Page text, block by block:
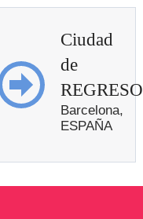
Ciudad
de
REGRESO
Barcelona,
ESPAÑA